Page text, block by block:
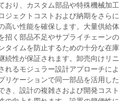
おり、カスタム部品や特殊機械加工
ジェクトコストおよび納期をさらに
高い性能を確保します。大量供給体
招く部品不足やサプライチェーンの
タイムを防止するための十分な在庫
続性が保証されます。卸売向けリニ
れるモジュラー設計アプローチによ
リケーションで同一部品を活用した
き、設計の複雑さおよび開発コスト